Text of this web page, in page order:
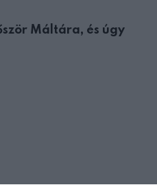
Máltára, és úgy